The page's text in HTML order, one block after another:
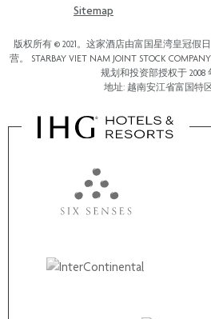
Sitemap
版权所有 © 2021。这家酒店由富国星湾皇冠假
营。 STARBAY VIET NAM JOINT STOCK
规划和投资部授权于 2008
地址: 越南安江省富国特